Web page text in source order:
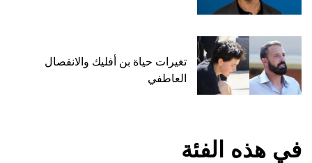
تغيرات حياة بن أفليك والانفصال
العاطفي
في هذه الفئة